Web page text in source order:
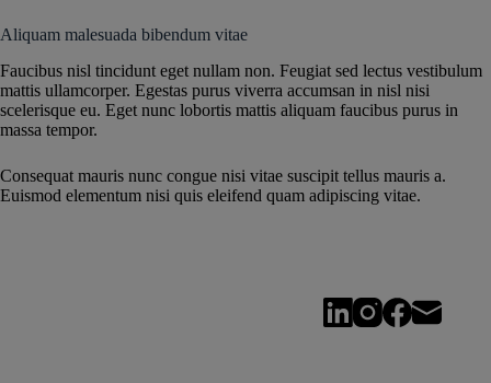
Aliquam malesuada bibendum vitae
Faucibus nisl tincidunt eget nullam non. Feugiat sed lectus vestibulum
mattis ullamcorper. Egestas purus viverra accumsan in nisl nisi
scelerisque eu. Eget nunc lobortis mattis aliquam faucibus purus in
massa tempor.
Consequat mauris nunc congue nisi vitae suscipit tellus mauris a.
Euismod elementum nisi quis eleifend quam adipiscing vitae.